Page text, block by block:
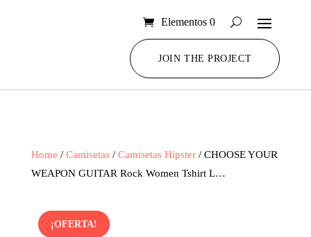
Elementos 0
JOIN THE PROJECT
Home / Camisetas/ Camisetas Hipster/ CHOOSE YOUR
WEAPON GUITAR Rock Women Tshirt L…
¡OFERTA!